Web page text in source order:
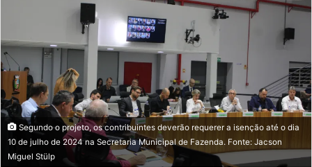
Segundo o projeto, os contribuintes deverão requerer a isenção até o dia
10 de julho de 2024 na Secretaria Municipal de Fazenda. Fonte: Jacson
Miguel Stülp